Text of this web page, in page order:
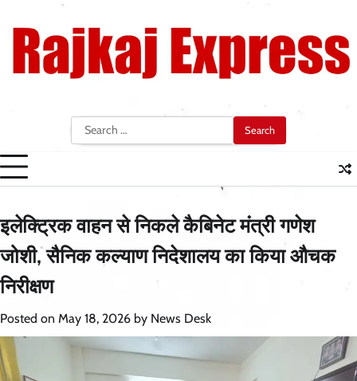
content
Search
for:
इलेक्ट्रिक वाहन से निकले कैबिनेट मंत्री गणेश
जोशी, सैनिक कल्याण निदेशालय का किया औचक
निरीक्षण
Posted on May 18, 2026 by News Desk